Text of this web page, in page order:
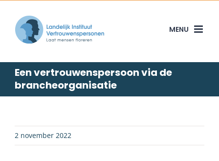
content
Een vertrouwenspersoon via de
brancheorganisatie
2 november 2022